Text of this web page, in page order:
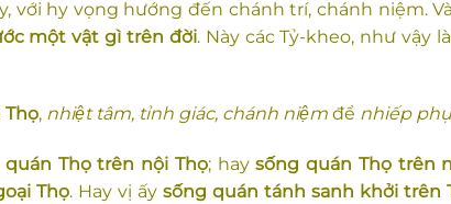
với hy vọng hướng đến chánh trí, chánh niệm.
một vật gì trên đời. Này các Tỷ-kheo, như vậy là
Thọ, nhiệt tâm, tỉnh giác, chánh niệm để nhiếp
quán Thọ trên nội Thọ; haysống quán Thọ trên
Thọ. Hay vị ấysống quán tánh sanh khởi trên